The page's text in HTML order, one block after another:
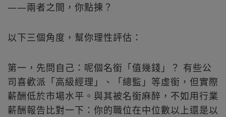
——兩者之間，你點揀？
以下三個角度，幫你理性評估：
第一，先問自己：呢個名銜「值幾錢」？ 有些公
司喜歡派「高級經理」、「總監」等虛銜，但實際
薪酬低於市場水平。與其被名銜麻醉，不如用行業
薪酬報告比對一下：你的職位在中位數以上還是以